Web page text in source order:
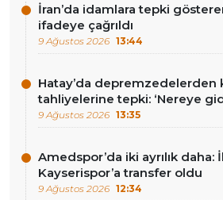
İran’da idamlara tepki
ifadeye çağrıldı
9 Ağustos 2026 13:44
Hatay’da
tahliyelerine tepki: ‘Nereye
9 Ağustos 2026 13:35
Amedspor’da iki ayrılık daha:
Kayserispor’a transfer oldu
9 Ağustos 2026 12:34